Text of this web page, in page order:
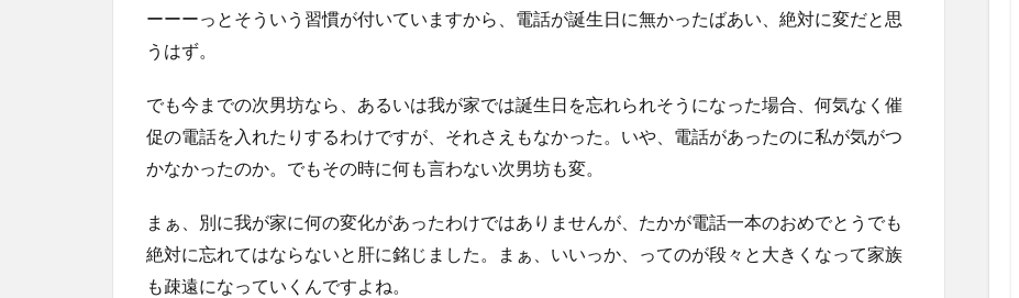
ーーーっとそういう習慣が付いていますから、電話が誕生日に無かったばあい、絶対に変だと思
うはず。
でも今までの次男坊なら、あるいは我が家では誕生日を忘れられそうになった場合、何気なく催
促の電話を入れたりするわけですが、それさえもなかった。いや、電話があったのに私が気がつ
かなかったのか。でもその時に何も言わない次男坊も変。
まぁ、別に我が家に何の変化があったわけではありませんが、たかが電話一本のおめでとうでも
絶対に忘れてはならないと肝に銘じました。まぁ、いいっか、ってのが段々と大きくなって家族
も疎遠になっていくんですよね。